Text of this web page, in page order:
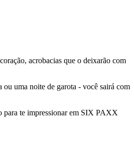
acrobacias que o deixarão com
ou uma noite de garota - você sairá com
para te impressionar em SIX PAXX